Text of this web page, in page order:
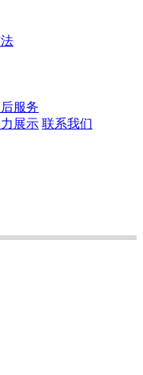
服务
展示 联系我们